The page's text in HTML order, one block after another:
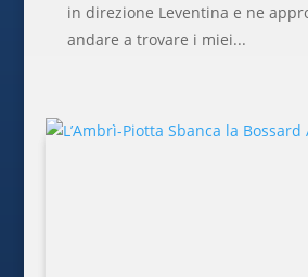
in direzione Leventina e ne
andare a trovare i miei...